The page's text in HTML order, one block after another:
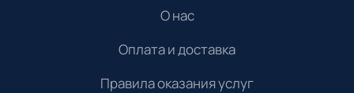
О нас
Оплата и доставка
Правила оказания услуг